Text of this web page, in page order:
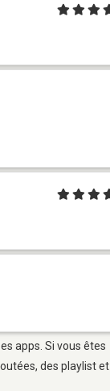
apps. Si vous êtes
des playlist et